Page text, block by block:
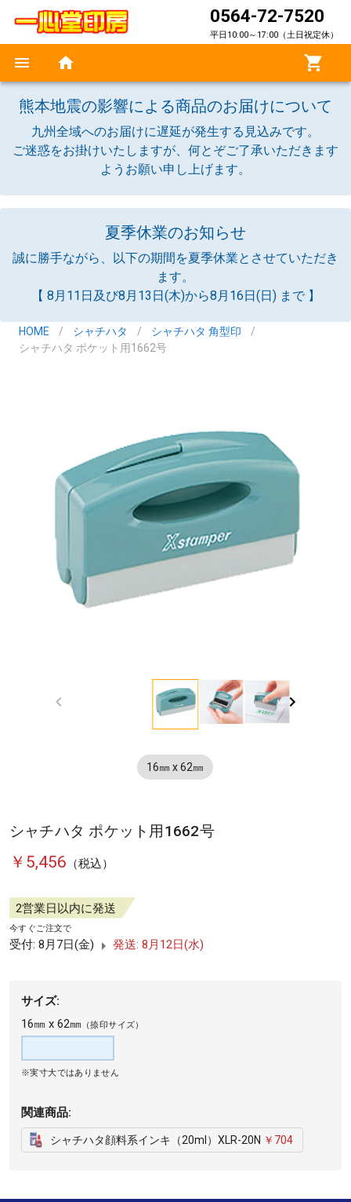
0564-72-7520
平日10:00～17:00（土日祝定休）
熊本地震の影響による商品のお届けについて
九州全域へのお届けに遅延が発生する見込みです。
ご迷惑をお掛けいたしますが、何とぞご了承いただきます
ようお願い申し上げます。
夏季休業のお知らせ
誠に勝手ながら、以下の期間を夏季休業とさせていただき
ます。
【 8月11日及び8月13日(木)から8月16日(日) まで 】
HOME / シャチハタ / シャチハタ 角型印
/
シャチハタ ポケット用1662号
16㎜ x 62㎜
シャチハタ ポケット用1662号
￥5,456 （税込）
2営業日以内に発送
今すぐご注文で
受付: 8月7日(金) 発送: 8月12日(水)
サイズ:
16㎜ x 62㎜ （捺印サイズ）
※実寸大ではありません
関連商品:
シャチハタ顔料系インキ（20ml）XLR-20N ￥704